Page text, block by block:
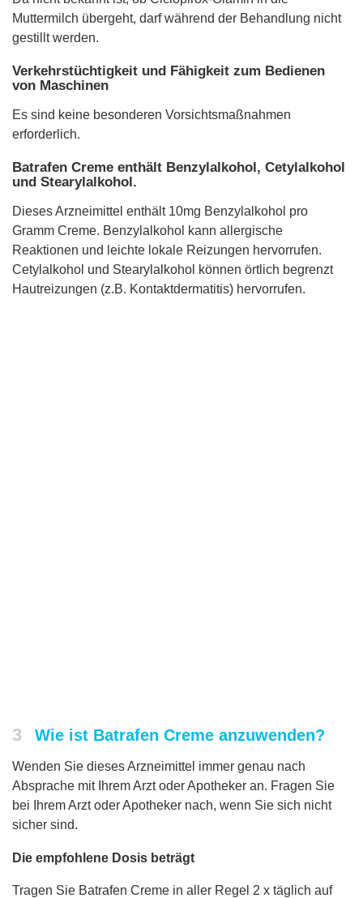
Muttermilch übergeht, darf während der Behandlung nicht
gestillt werden.
Verkehrstüchtigkeit und Fähigkeit zum Bedienen
von Maschinen
Es sind keine besonderen Vorsichtsmaßnahmen
erforderlich.
Batrafen Creme enthält Benzylalkohol, Cetylalkohol
und Stearylalkohol.
Dieses Arzneimittel enthält 10mg Benzylalkohol pro
Gramm Creme. Benzylalkohol kann allergische
Reaktionen und leichte lokale Reizungen hervorrufen.
Cetylalkohol und Stearylalkohol können örtlich begrenzt
Hautreizungen (z.B. Kontaktdermatitis) hervorrufen.
3 Wie ist Batrafen Creme anzuwenden?
Wenden Sie dieses Arzneimittel immer genau nach
Absprache mit Ihrem Arzt oder Apotheker an. Fragen Sie
bei Ihrem Arzt oder Apotheker nach, wenn Sie sich nicht
sicher sind.
Die empfohlene Dosis beträgt
Tragen Sie Batrafen Creme in aller Regel 2 x täglich auf